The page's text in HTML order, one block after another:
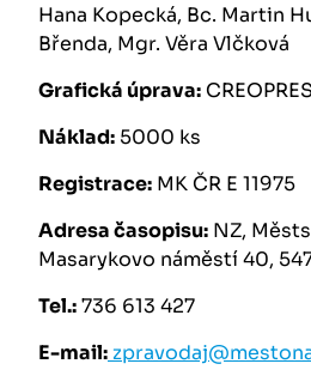
Hana Kopecká, Bc. Martin
Břenda, Mgr. Věra Vlčková
Grafická úprava:
Náklad: 5000 ks
Registrace: MK ČR E 11975
Adresa časopisu: NZ,
Masarykovo náměstí 40,
Tel.:736 613 427
E-mail: